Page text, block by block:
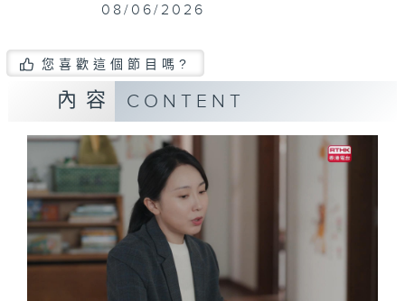
08/06/2026
您喜歡這個節目嗎?
內容 CONTENT